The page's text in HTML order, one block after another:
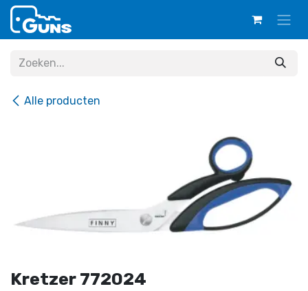
Overslaan naar inhoud
Alle producten
Kretzer 772024